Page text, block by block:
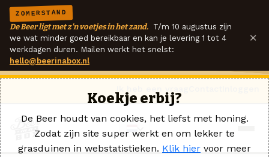
ZOMERSTAND
De Beer ligt met z'n voetjes in het zand. T/m 10 augustus zijn
we wat minder goed bereikbaar en kan je levering 1 tot 4
werkdagen duren. Mailen werkt het snelst:
hello@beerinabox.nl
×
Koekje erbij?
De Beer houdt van cookies, het liefst met honing.
Zodat zijn site super werkt en om lekker te
grasduinen in webstatistieken. Klik hier voor meer